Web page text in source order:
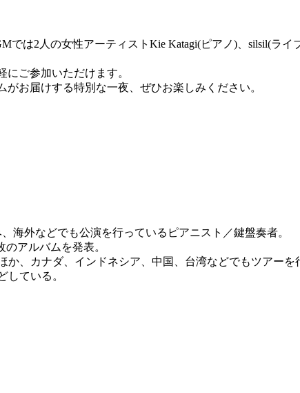
では2人の女性アーティストKie Katagi(ピアノ)、silsil(ラ
ご参加いただけます。
お届けする特別な一夜、ぜひお楽しみください。
海外などでも公演を行っているピアニスト／鍵盤奏者。
アルバムを発表。
か、カナダ、インドネシア、中国、台湾などでもツアー
している。